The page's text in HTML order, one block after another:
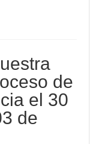
de
el 30
de